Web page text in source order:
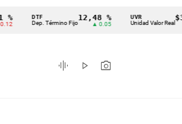
Cintillo
indicadores
económicos
DTF
Dep. Término Fijo
12,48 %
▲ 0.05
UVR
Unidad Valor Real
graphic_eq play_arrow photo_camera